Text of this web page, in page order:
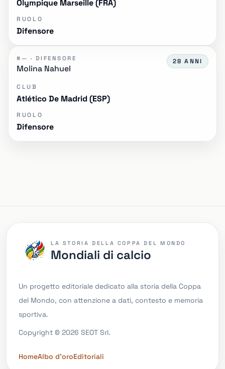
Olympique Marseille (FRA)
RUOLO
Difensore
#— · DIFENSORE
Molina Nahuel
28 ANNI
CLUB
Atlético De Madrid (ESP)
RUOLO
Difensore
LA STORIA DELLA COPPA DEL MONDO
Mondiali di calcio
Un progetto editoriale dedicato alla storia della Coppa
del Mondo, con attenzione a dati, contesto e memoria
sportiva.
Copyright © 2026 SEOT Srl.
HomeAlbo d'oroEditoriali